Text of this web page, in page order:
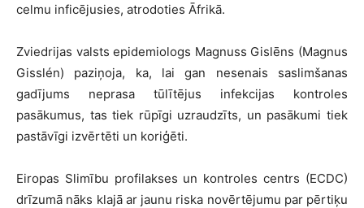
celmu inficējusies, atrodoties Āfrikā.
Zviedrijas valsts epidemiologs Magnuss Gislēns (Magnus
Gisslén) paziņoja, ka, lai gan nesenais saslimšanas
gadījums neprasa tūlītējus infekcijas kontroles
pasākumus, tas tiek rūpīgi uzraudzīts, un pasākumi tiek
pastāvīgi izvērtēti un koriģēti.
Eiropas Slimību profilakses un kontroles centrs (ECDC)
drīzumā nāks klajā ar jaunu riska novērtējumu par pērtiķu